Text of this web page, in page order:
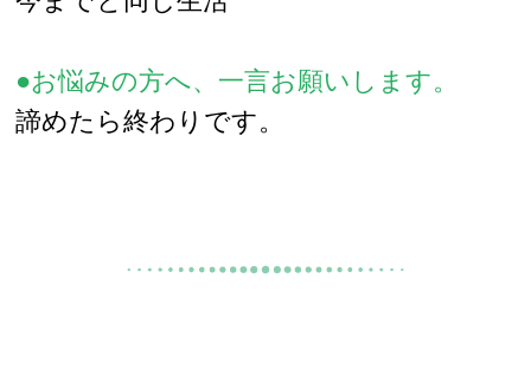
●お悩みの方へ、一言お願いします。
諦めたら終わりです。